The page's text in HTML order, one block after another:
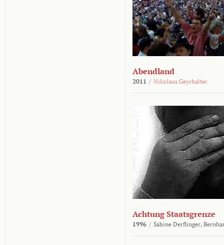
Abendland
2011 / Nikolaus Geyrhalter
Achtung Staatsgrenze
1996 / Sabine Derflinger,